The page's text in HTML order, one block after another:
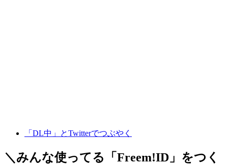
「DL中」とTwitterでつぶやく
＼みんな使ってる「 Freem!ID 」をつく